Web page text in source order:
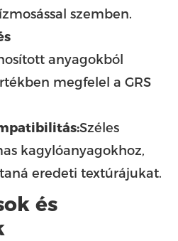
szemben.
anyagokból
megfelel a GRS
Széles
kagylóanyagokhoz,
eredeti textúrájukat.
és